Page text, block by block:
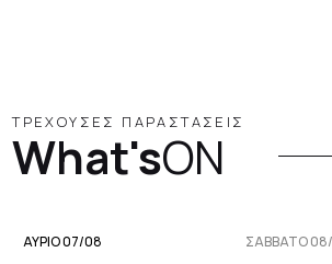
ΤΡΕΧΟΥΣΕΣ ΠΑΡΑΣΤΑΣΕΙΣ
What'sON
ΑΥΡΙΟ 07/08 ΣΆΒΒΑΤΟ